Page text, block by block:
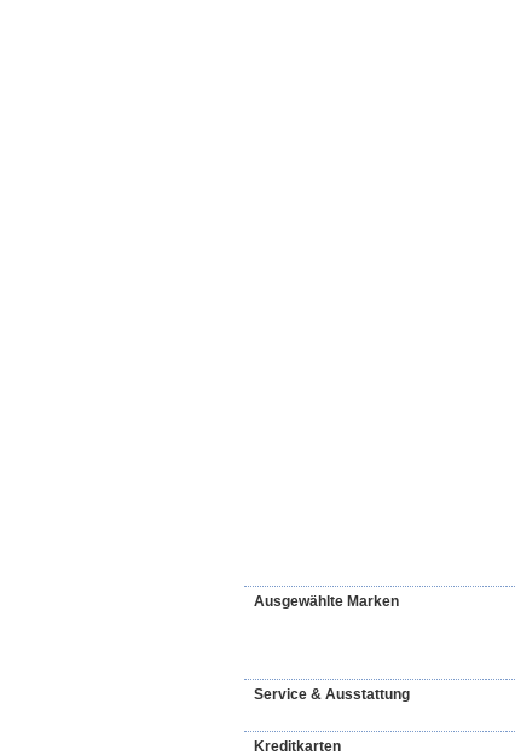
Ausgewählte Marken
Service & Ausstattung
Kreditkarten